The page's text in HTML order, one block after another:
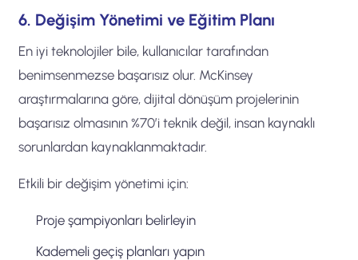
6. Değişim Yönetimi ve Eğitim Planı
En iyi teknolojiler bile, kullanıcılar tarafından
benimsenmezse başarısız olur. McKinsey
araştırmalarına göre, dijital dönüşüm projelerinin
başarısız olmasının %70’i teknik değil, insan kaynaklı
sorunlardan kaynaklanmaktadır.
Etkili bir değişim yönetimi için:
Proje şampiyonları belirleyin
Kademeli geçiş planları yapın